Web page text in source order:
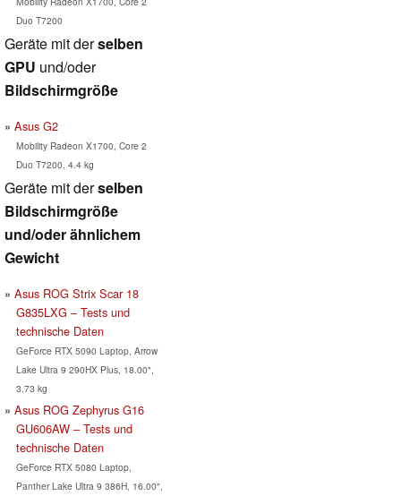
Duo T7200
Geräte mit derselben
GPU und/oder
Bildschirmgröße
Asus G2
Mobility Radeon X1700, Core 2
Duo T7200, 4.4 kg
Geräte mit derselben
Bildschirmgröße
und/oder ähnlichem
Gewicht
Asus ROG Strix Scar 18
G835LXG – Tests und
technische Daten
GeForce RTX 5090 Laptop, Arrow
Lake Ultra 9 290HX Plus, 18.00",
3.73 kg
Asus ROG Zephyrus G16
GU606AW – Tests und
technische Daten
GeForce RTX 5080 Laptop,
Panther Lake Ultra 9 386H, 16.00",